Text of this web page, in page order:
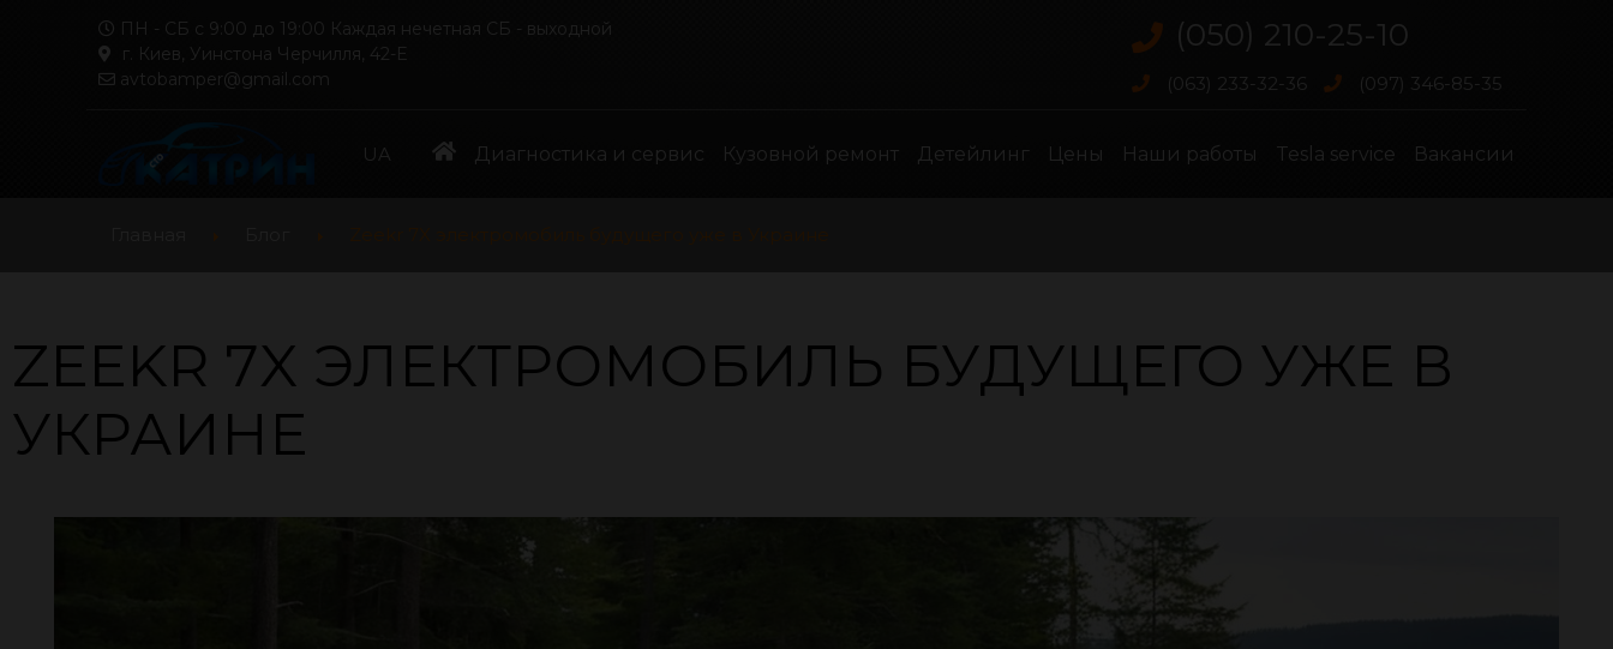
ПН - СБ с 9:00 до 19:00 Каждая нечетная СБ - выходной
г. Киев, Уинстона Черчилля, 42-Е
avtobamper@gmail.com
(050) 210-25-10
(063) 233-32-36 (097) 346-85-35
UA Диагностика и сервис Кузовной ремонт Детейлинг Цены Наши работы Tesla service Вакансии
ZEEKR 7X ЭЛЕКТРОМОБИЛЬ БУДУЩЕГО УЖЕ В
УКРАИНЕ